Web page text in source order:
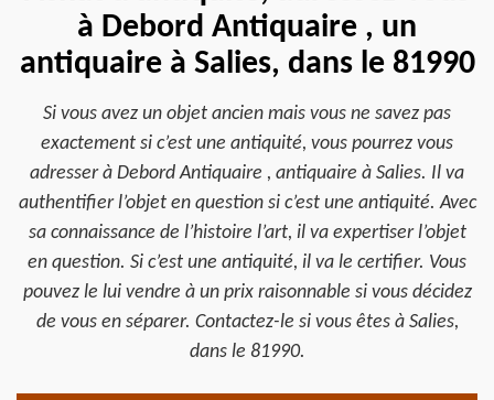
à Debord Antiquaire , un
antiquaire à Salies, dans le 81990
Si vous avez un objet ancien mais vous ne savez pas
exactement si c’est une antiquité, vous pourrez vous
adresser à Debord Antiquaire , antiquaire à Salies. Il va
authentifier l’objet en question si c’est une antiquité. Avec
sa connaissance de l’histoire l’art, il va expertiser l’objet
en question. Si c’est une antiquité, il va le certifier. Vous
pouvez le lui vendre à un prix raisonnable si vous décidez
de vous en séparer. Contactez-le si vous êtes à Salies,
dans le 81990.